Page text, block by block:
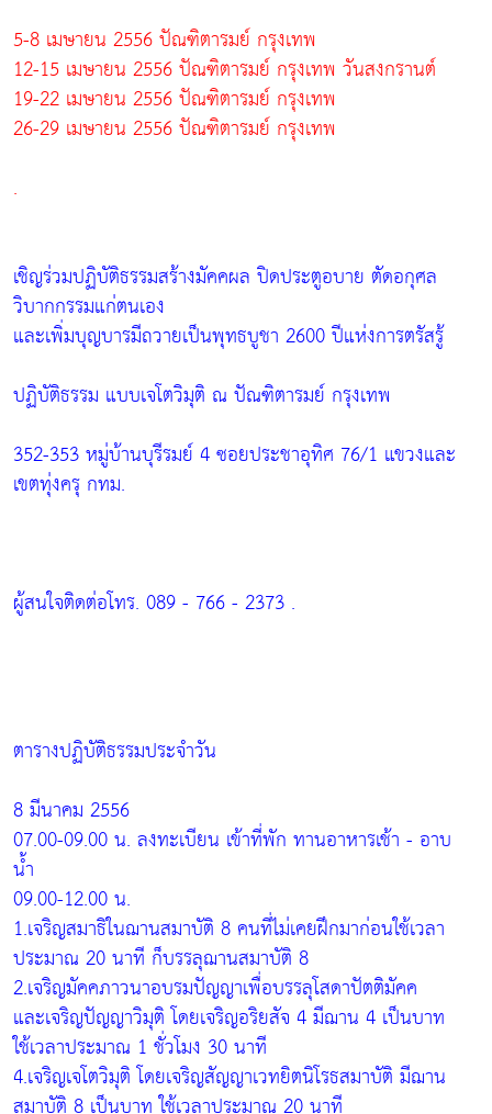
5-8 เมษายน 2556 ปัณฑิตารมย์ กรุงเทพ
12-15 เมษายน 2556 ปัณฑิตารมย์ กรุงเทพ วันสงกรานต์
19-22 เมษายน 2556 ปัณฑิตารมย์ กรุงเทพ
26-29 เมษายน 2556 ปัณฑิตารมย์ กรุงเทพ
.
เชิญร่วมปฏิบัติธรรมสร้างมัคคผล ปิดประตูอบาย ตัดอกุศล
วิบากกรรมแก่ตนเอง
และเพิ่มบุญบารมีถวายเป็นพุทธบูชา 2600 ปีแห่งการตรัสรู้
ปฏิบัติธรรม แบบเจโตวิมุติ ณ ปัณฑิตารมย์ กรุงเทพ
352-353 หมู่บ้านบุรีรมย์ 4 ซอยประชาอุทิศ 76/1 แขวงและ
เขตทุ่งครุ กทม.
ผู้สนใจติดต่อโทร. 089 - 766 - 2373 .
ตารางปฏิบัติธรรมประจำวัน
8 มีนาคม 2556
07.00-09.00 น. ลงทะเบียน เข้าที่พัก ทานอาหารเช้า - อาบ
น้ำ
09.00-12.00 น.
1.เจริญสมาธิในฌานสมาบัติ 8 คนที่ไม่เคยฝึกมาก่อนใช้เวลา
ประมาณ 20 นาที ก็บรรลุฌานสมาบัติ 8
2.เจริญมัคคภาวนาอบรมปัญญาเพื่อบรรลุโสดาปัตติมัคค
และเจริญปัญญาวิมุติ โดยเจริญอริยสัจ 4 มีฌาน 4 เป็นบาท
ใช้เวลาประมาณ 1 ชั่วโมง 30 นาที
4.เจริญเจโตวิมุติ โดยเจริญสัญญาเวทยิตนิโรธสมาบัติ มีฌาน